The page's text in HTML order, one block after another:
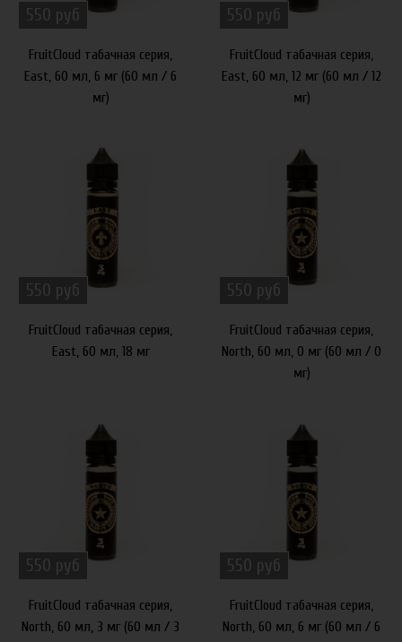
550 руб
FruitCloud табачная серия,
East, 60 мл, 6 мг (60 мл / 6
мг)
550 руб
FruitCloud табачная серия,
East, 60 мл, 12 мг (60 мл / 12
мг)
550 руб
FruitCloud табачная серия,
East, 60 мл, 18 мг
550 руб
FruitCloud табачная серия,
North, 60 мл, 0 мг (60 мл / 0
мг)
550 руб
FruitCloud табачная серия,
North, 60 мл, 3 мг (60 мл / 3
550 руб
FruitCloud табачная серия,
North, 60 мл, 6 мг (60 мл / 6